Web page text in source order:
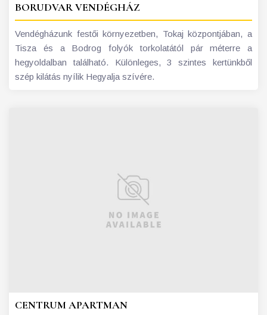
BORUDVAR VENDÉGHÁZ
Vendégházunk festői környezetben, Tokaj központjában, a
Tisza és a Bodrog folyók torkolatától pár méterre a
hegyoldalban található. Különleges, 3 szintes kertünkből
szép kilátás nyílik Hegyalja szívére.
CENTRUM APARTMAN